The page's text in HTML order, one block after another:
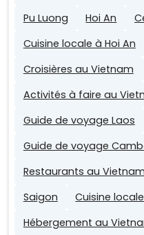
Pu Luong
Hoi An
Cuisine locale à Hoi An
Croisières au Vietnam
Activités à faire au
Guide de voyage Laos
Guide de voyage
Restaurants au Vietnam
Saigon
Cuisine
Hébergement au